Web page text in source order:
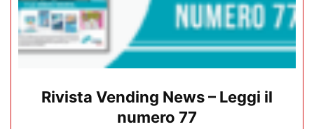
Rivista Vending News – Leggi il
numero 77